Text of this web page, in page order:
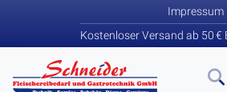
Kostenloser Versand ab 50 €
Impressum